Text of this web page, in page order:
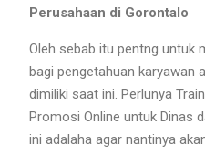
Perusahaan di Gorontalo
Oleh sebab itu pentng untuk
bagi pengetahuan karyawan
dimiliki saat ini. Perlunya
Promosi Online untuk Dinas
ini adalaha agar nantinya